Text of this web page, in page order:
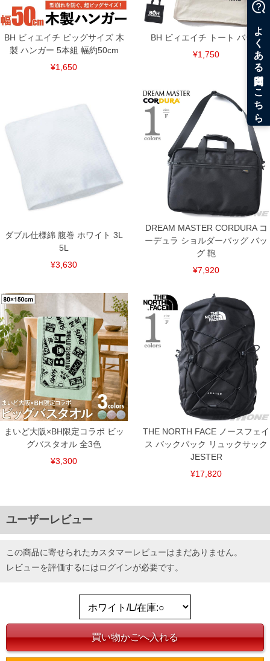
BH ビィエイチ ビッグサイズ 木
製 ハンガー 5本組 幅約50cm
¥1,650
BH ビィエイチ トート バッグ
¥1,750
ダブル仕様綿 腹巻 ホワイト 3L
5L
¥3,630
DREAM MASTER CORDURA コ
ーデュラ ショルダーバッグ バッ
グ 鞄
¥7,920
まいど大阪×BH限定コラボ ビッ
グバスタオル 全3色
¥3,300
THE NORTH FACE ノースフェイ
ス バックパック リュックサック
JESTER
¥17,820
ユーザーレビュー
この商品に寄せられたカスタマーレビューはまだありません。
レビューを評価するにはログインが必要です。